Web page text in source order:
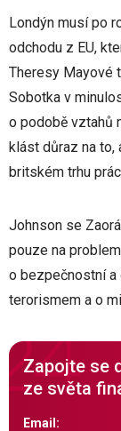
Londýn musí po
odchodu z EU,
Theresy Mayové
Sobotka v
o podobě vztahů
klást důraz na to,
britském trhu
Johnson se
pouze na
o bezpečnostní a
terorismem a o
Zapojte se
ze světa
Email: